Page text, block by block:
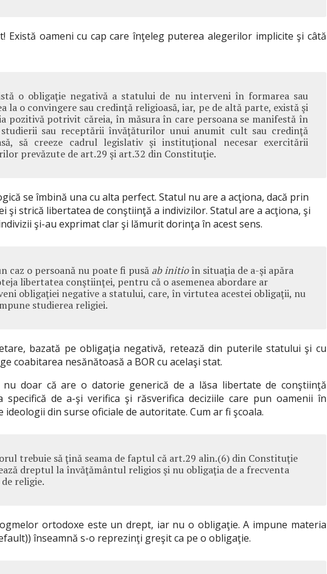
Există oameni cu cap care înţeleg puterea alegerilor implicite şi câtă
o obligaţie negativă a statului de nu interveni în formarea sau
la o convingere sau credinţă religioasă, iar, pe de altă parte, există şi
pozitivă potrivit căreia, în măsura în care persoana se manifestă în
studierii sau receptării învăţăturilor unui anumit cult sau credinţă
să creeze cadrul legislativ şi instituţional necesar exercitării
prevăzute de art.29 şi art.32 din Constituţie.
se îmbină una cu alta perfect. Statul nu are a acţiona, dacă prin
şi strică libertatea de conştiinţă a indivizilor. Statul are a acţiona, şi
şi-au exprimat clar şi lămurit dorinţa în acest sens.
caz o persoană nu poate fi pusă ab initioîn situaţia de a-şi apăra
libertatea conştiinţei, pentru că o asemenea abordare ar
obligaţiei negative a statului, care, în virtutea acestei obligaţii, nu
studierea religiei.
bazată pe obligaţia negativă, retează din puterile statului şi cu
coabitarea nesănătoasă a BOR cu acelaşi stat.
nu doar că are o datorie generică de a lăsa libertate de conştiinţă
de a-şi verifica şi răsverifica deciziile care pun oamenii în
ideologii din surse oficiale de autoritate. Cum ar fi şcoala.
trebuie să ţină seama de faptul că art.29 alin.(6) din Constituţie
dreptul la învăţământul religios şi nu obligaţia de a frecventa
religie.
ortodoxe este un drept, iar nu o obligaţie. A impune materia
înseamnă s-o reprezinţi greşit ca pe o obligaţie.